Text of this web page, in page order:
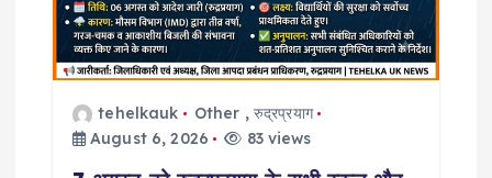
tehelkauk Other , रुद्रप्रयाग
August 6, 2026
83 views